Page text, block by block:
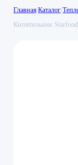
Главная/Каталог/
Кипятильник